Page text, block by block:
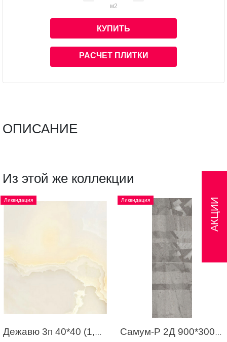
м2
КУПИТЬ
РАСЧЕТ ПЛИТКИ
ОПИСАНИЕ
Из этой же коллекции
Ликвидация
Дежавю 3п 40*40 (1,76м.кв.)
Ликвидация
Самум-Р 2Д 900*300 серый (1,35 м.кв.)
АКЦИИ